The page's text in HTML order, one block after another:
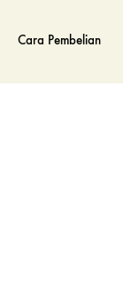
Cara Pembelian